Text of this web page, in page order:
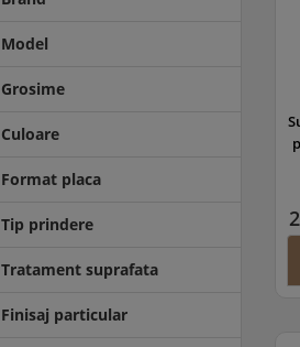
Model
Grosime
Culoare
Format placa
Tip prindere
Tratament suprafata
Finisaj particular